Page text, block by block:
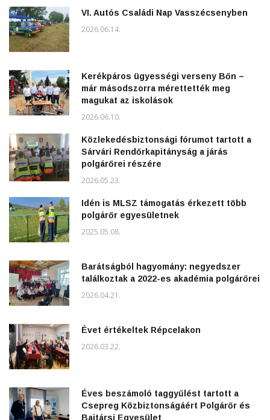
VI. Autós Családi Nap Vasszécsenyben
2026.06.14.
Kerékpáros ügyességi verseny Bőn –
már másodszorra mérettették meg
magukat az iskolások
2026.06.10.
Közlekedésbiztonsági fórumot tartott a
Sárvári Rendőrkapitányság a járás
polgárőrei részére
2026.05.23.
Idén is MLSZ támogatás érkezett több
polgárőr egyesületnek
2025.05.08.
Barátságból hagyomány: negyedszer
találkoztak a 2022-es akadémia polgárőrei
2026.04.21.
Évet értékeltek Répcelakon
2026.03.22.
Éves beszámoló taggyűlést tartott a
Csepreg Közbiztonságáért Polgárőr és
Bajtársi Egyesület